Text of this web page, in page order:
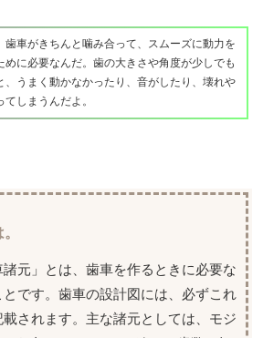
歯車がきちんと噛み合って、スムーズに動力を
めに必要なんだ。歯の大きさや角度が少しでも
、うまく動かなかったり、音がしたり、壊れや
てしまうんだよ。
元」とは、歯車を作るときに必要な
です。歯車の設計図には、必ずこれ
されます。主な諸元としては、モジ